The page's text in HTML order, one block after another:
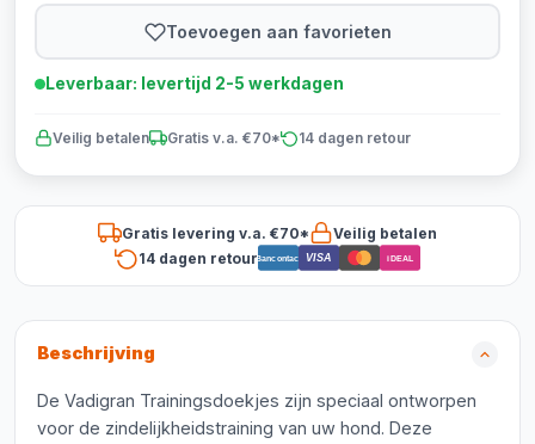
Toevoegen aan favorieten
Leverbaar: levertijd 2-5 werkdagen
Veilig betalen Gratis v.a. €70* 14 dagen retour
Gratis levering v.a. €70*
Veilig betalen
14 dagen retourBancontact VISA iDEAL
Beschrijving
De Vadigran Trainingsdoekjes zijn speciaal ontworpen
voor de zindelijkheidstraining van uw hond. Deze